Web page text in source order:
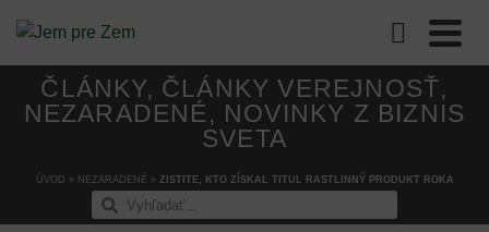
ČLÁNKY, ČLÁNKY VEREJNOSŤ,
NEZARADENÉ, NOVINKY Z BIZNIS
SVETA
ÚVOD » NEZARADENÉ » ZISTITE, KTO ZÍSKAL TITUL RASTLINNÝ PRODUKT ROKA